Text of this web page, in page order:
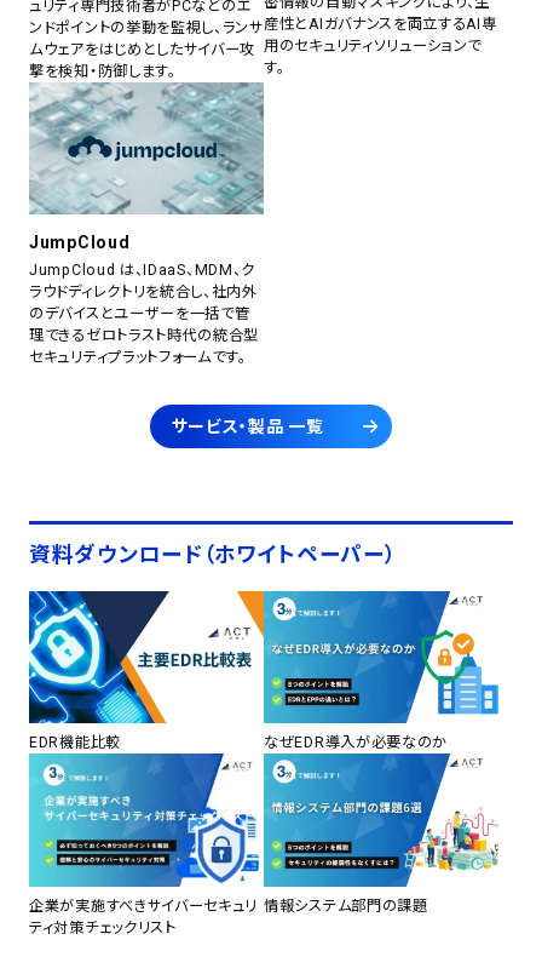
ュリティ専門技術者がPCなどのエ
ンドポイントの挙動を監視し、ランサ
ムウェアをはじめとしたサイバー攻
撃を検知・防御します。
産性とAIガバナンスを両立するAI専
用のセキュリティソリューションで
す。
JumpCloud
JumpCloud は、IDaaS、MDM、ク
ラウドディレクトリを統合し、社内外
のデバイスとユーザーを一括で管
理できるゼロトラスト時代の統合型
セキュリティプラットフォームです。
サービス・製品 一覧
資料ダウンロード（ホワイトペーパー）
EDR機能比較 なぜEDR導入が必要なのか
企業が実施すべきサイバーセキュリ
ティ対策チェックリスト
情報システム部門の課題